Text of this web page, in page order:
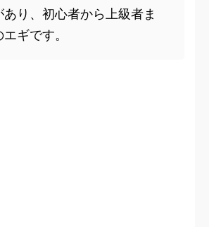
あり、初心者から上級者ま
ギです。